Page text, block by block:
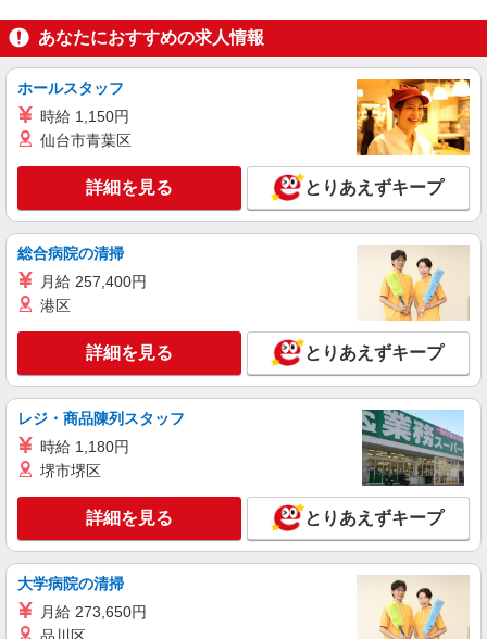
介護スタッフ
【介護福祉士】 月給：302,300円 年収例：400
ます。 ・職務手当 ・特別職務手当 ・特別地域手
当 ・（東京都）居住支援特別手当 ・働きがい向上
手当 ・特別夜勤手当 ・日祝手当（月平均2回分）
は勤続5年目までの方はさらに1万円支給（再入社
は除く） ◎賞与：基本給2.08ヶ月分/年支給 ◎残
業時は別途時間外手当支給（超過1分〜）
東京都板橋区東新町1丁目29-6
詳細を見る
正社員
そんぽの家 板橋三園/1009aa1
【実務者研修】 月給：269,500円 年収例：364
支援特別手当、日祝手当（月平均2回分）、夜勤手
当（月平均5回分）等、毎月平均的に支払われる手
当を含みます。 ※居住支援特別手当は勤続5年目
までの方はさらに1万円支給（再入社は除く） ◎
賞与：基本給2.08ヶ月分/年支給 ◎残業時は別途時
東京都板橋区三園2丁目12-14
キープ 詳細を見る
正社員
SOMPOケア ラヴィーレ光が丘公園/5007aa1
【介護福祉士】 月給：305,300円 年収例：410
万円〜 ※下記毎月平均的に支払われる手当を含み
ます。 ・職務手当 ・特別職務手当 ・特別地域手
当 ・（東京都）居住支援特別手当 ・働きがい向上
手当 ・特別夜勤手当 ・日祝手当（月平均2回分）
・夜勤手当（月平均5回分） ※居住支援特別手当
は勤続5年目までの方はさらに1万円支給（再入社
東京都板橋区赤塚新町2-7-16
キープ 詳細を見る
あなたにおすすめの求人情報
ホールスタッフ
時給 1,150円
仙台市青葉区
詳細を見る とりあえずキープ
総合病院の清掃
月給 257,400円
港区
詳細を見る とりあえずキープ
レジ・商品陳列スタッフ
時給 1,180円
堺市堺区
詳細を見る とりあえずキープ
大学病院の清掃
月給 273,650円